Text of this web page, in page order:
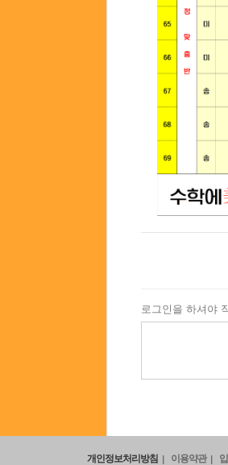
로그인을 하셔야
개인정보처리방침 이용약관